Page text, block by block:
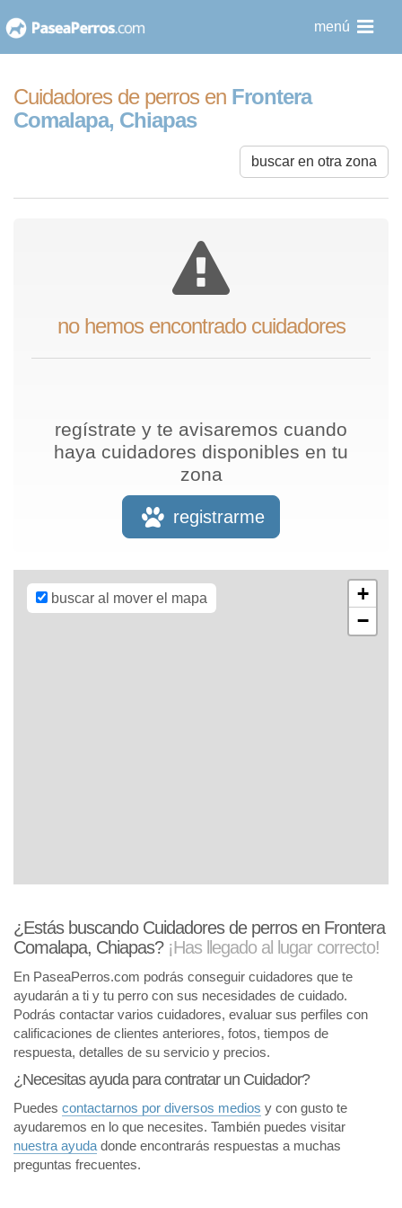
al
menú
Cuidadores de perros en Frontera
Comalapa, Chiapas
buscar en otra zona
no hemos encontrado cuidadores
regístrate y te avisaremos cuando
haya cuidadores disponibles en tu
zona
registrarme
buscar al mover el mapa
+
−
OpenStreetMap
CC-BY-SA
¿Estás buscando Cuidadores de perros en Frontera
Comalapa, Chiapas? ¡Has llegado al lugar correcto!
En PaseaPerros.com podrás conseguir cuidadores que te
ayudarán a ti y tu perro con sus necesidades de cuidado.
Podrás contactar varios cuidadores, evaluar sus perfiles con
calificaciones de clientes anteriores, fotos, tiempos de
respuesta, detalles de su servicio y precios.
¿Necesitas ayuda para contratar un Cuidador?
Puedes contactarnos por diversos medios y con gusto te
ayudaremos en lo que necesites. También puedes visitar
nuestra ayuda donde encontrarás respuestas a muchas
preguntas frecuentes.